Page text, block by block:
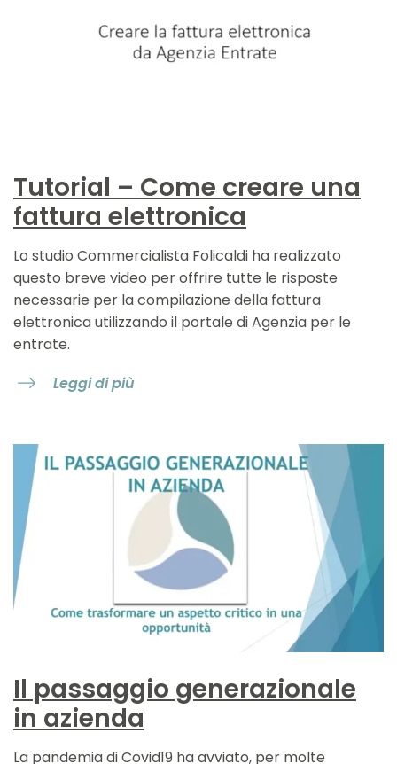
Tutorial – Come creare una
fattura elettronica
Lo studio Commercialista Folicaldi ha realizzato
questo breve video per offrire tutte le risposte
necessarie per la compilazione della fattura
elettronica utilizzando il portale di Agenzia per le
entrate.
Leggi di più
Il passaggio generazionale
in azienda
La pandemia di Covid19 ha avviato, per molte